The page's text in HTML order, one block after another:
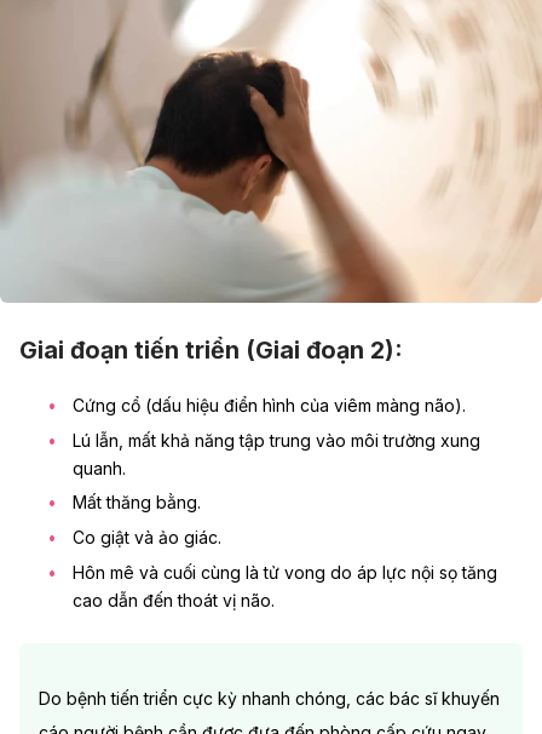
Giai đoạn tiến triển (Giai đoạn 2):
Cứng cổ (dấu hiệu điển hình của viêm màng não).
Lú lẫn, mất khả năng tập trung vào môi trường xung
quanh.
Mất thăng bằng.
Co giật và ảo giác.
Hôn mê và cuối cùng là tử vong do áp lực nội sọ tăng
cao dẫn đến thoát vị não.
Do bệnh tiến triển cực kỳ nhanh chóng, các bác sĩ khuyến